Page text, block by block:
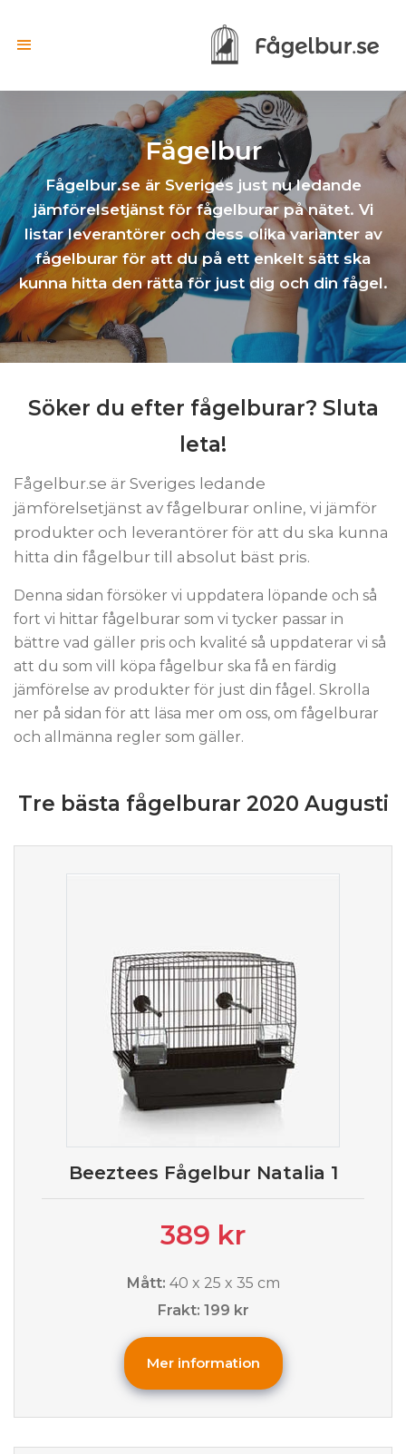
Fågelbur
Fågelbur.se är Sveriges just nu ledande
jämförelsetjänst för fågelburar på nätet. Vi
listar leverantörer och dess olika varianter av
fågelburar för att du på ett enkelt sätt ska
kunna hitta den rätta för just dig och din fågel.
Söker du efter fågelburar? Sluta
leta!
Fågelbur.se är Sveriges ledande
jämförelsetjänst av fågelburar online, vi jämför
produkter och leverantörer för att du ska kunna
hitta din fågelbur till absolut bäst pris.
Denna sidan försöker vi uppdatera löpande och så
fort vi hittar fågelburar som vi tycker passar in
bättre vad gäller pris och kvalité så uppdaterar vi så
att du som vill köpa fågelbur ska få en färdig
jämförelse av produkter för just din fågel. Skrolla
ner på sidan för att läsa mer om oss, om fågelburar
och allmänna regler som gäller.
Tre bästa fågelburar 2020 Augusti
Beeztees Fågelbur Natalia 1
389 kr
Mått: 40 x 25 x 35 cm
Frakt: 199 kr
Mer information